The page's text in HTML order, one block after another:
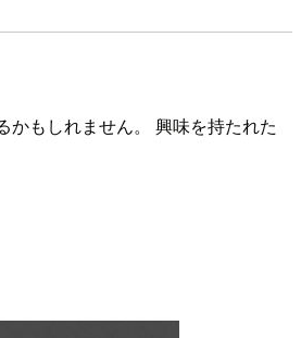
かもしれません。 興味を持たれた